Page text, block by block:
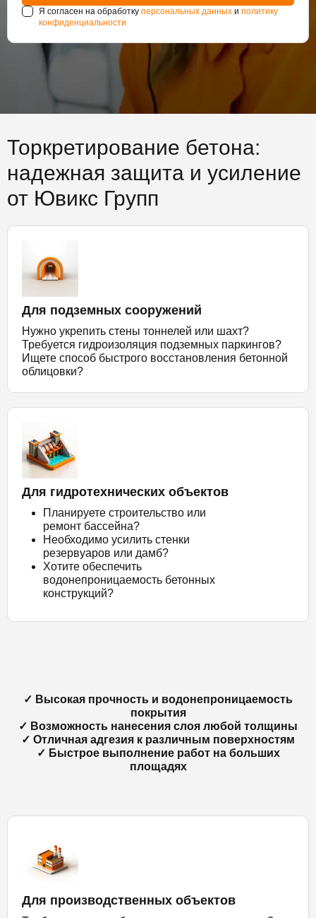
Я согласен на обработку персональных данных и политику
конфиденциальности
Торкретирование бетона:
надежная защита и усиление
от Ювикс Групп
Для подземных сооружений
Нужно укрепить стены тоннелей или шахт?
Требуется гидроизоляция подземных паркингов?
Ищете способ быстрого восстановления бетонной
облицовки?
Для гидротехнических объектов
Планируете строительство или
ремонт бассейна?
Необходимо усилить стенки
резервуаров или дамб?
Хотите обеспечить
водонепроницаемость бетонных
конструкций?
✓ Высокая прочность и водонепроницаемость
покрытия
✓ Возможность нанесения слоя любой толщины
✓ Отличная адгезия к различным поверхностям
✓ Быстрое выполнение работ на больших
площадях
Для производственных объектов